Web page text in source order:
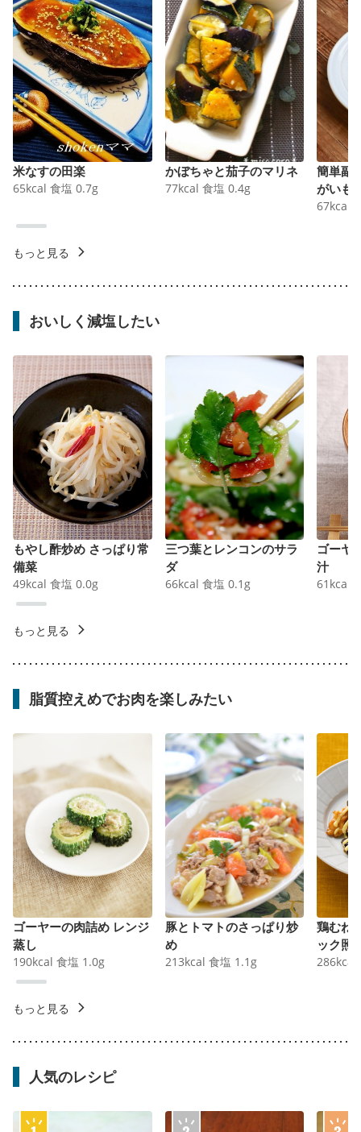
米なすの田楽
65kcal 食塩 0.7g
かぼちゃと茄子のマリネ
77kcal 食塩 0.4g
簡単副
がいも
67kcal
もっと見る
おいしく減塩したい
もやし酢炒め さっぱり常
備菜
49kcal 食塩 0.0g
三つ葉とレンコンのサラ
ダ
66kcal 食塩 0.1 g
ゴーヤ
汁
61 kcal
もっと見る
脂質控えめでお肉を楽しみたい
ゴーヤーの肉詰め レンジ
蒸し
190kcal 食塩 1.0g
豚とトマトのさっぱり炒
め
213kcal 食塩 1.1 g
鶏むね
ック照
286kcal
もっと見る
人気のレシピ